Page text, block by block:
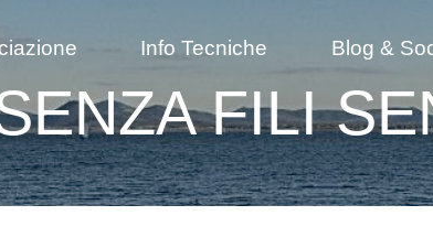
FILI
Info Tecniche Blog &